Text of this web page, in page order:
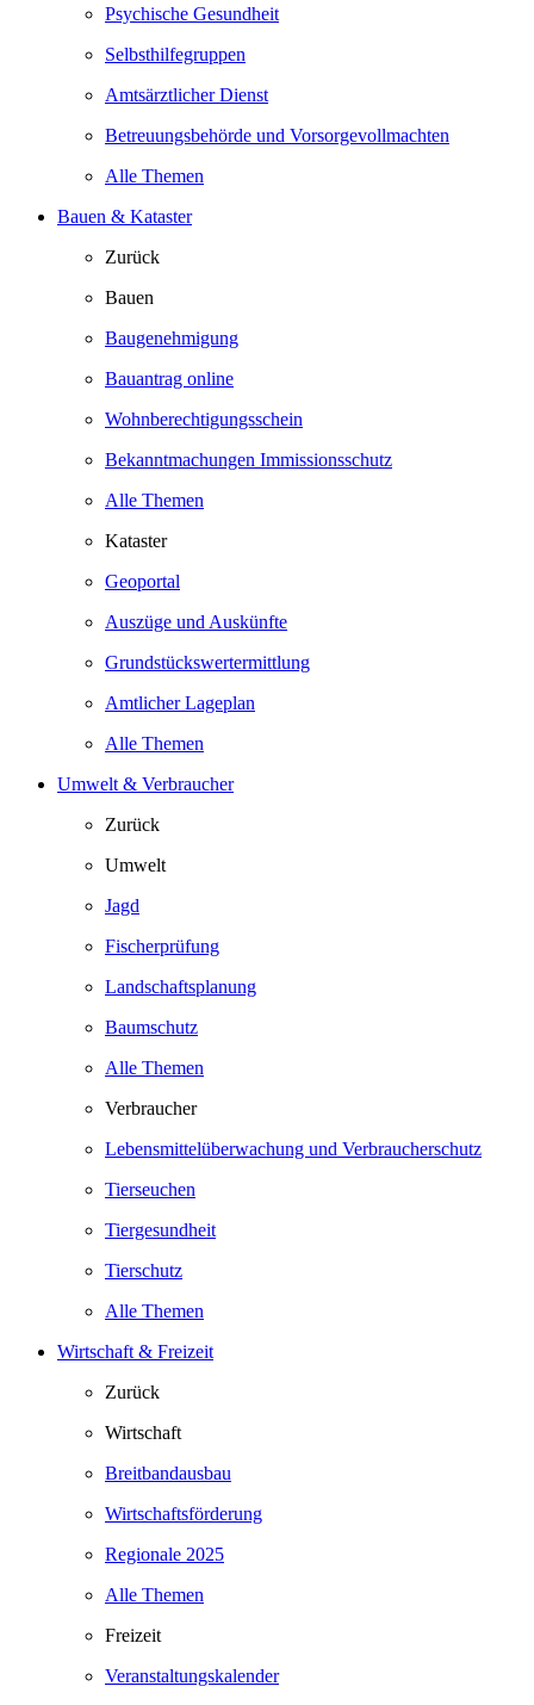
Psychische Gesundheit
Selbsthilfegruppen
Amtsärztlicher Dienst
Betreuungsbehörde und Vorsorgevollmachten
Alle Themen
Bauen & Kataster
Zurück
Bauen
Baugenehmigung
Bauantrag online
Wohnberechtigungsschein
Bekanntmachungen Immissionsschutz
Alle Themen
Kataster
Geoportal
Auszüge und Auskünfte
Grundstückswertermittlung
Amtlicher Lageplan
Alle Themen
Umwelt & Verbraucher
Zurück
Umwelt
Jagd
Fischerprüfung
Landschaftsplanung
Baumschutz
Alle Themen
Verbraucher
Lebensmittelüberwachung und Verbraucherschutz
Tierseuchen
Tiergesundheit
Tierschutz
Alle Themen
Wirtschaft & Freizeit
Zurück
Wirtschaft
Breitbandausbau
Wirtschaftsförderung
Regionale 2025
Alle Themen
Freizeit
Veranstaltungskalender